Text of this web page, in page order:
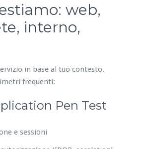
web,
interno,
in base al tuo contesto.
frequenti:
Pen Test
e sessioni